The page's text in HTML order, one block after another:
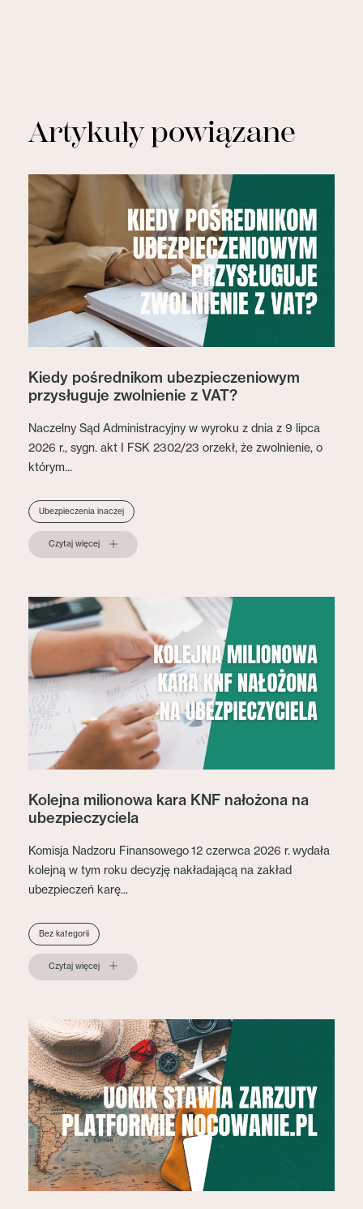
Artykuły powiązane
Kiedy pośrednikom ubezpieczeniowym
przysługuje zwolnienie z VAT?
Naczelny Sąd Administracyjny w wyroku z dnia z 9 lipca
2026 r., sygn. akt I FSK 2302/23 orzekł, że zwolnienie, o
którym...
Ubezpieczenia inaczej
Czytaj więcej
Kolejna milionowa kara KNF nałożona na
ubezpieczyciela
Komisja Nadzoru Finansowego 12 czerwca 2026 r. wydała
kolejną w tym roku decyzję nakładającą na zakład
ubezpieczeń karę...
Bez kategorii
Czytaj więcej